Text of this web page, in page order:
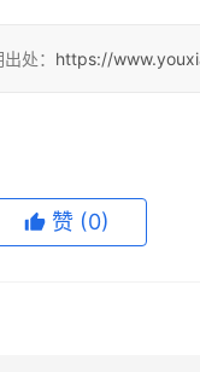
处： https://
赞 (0)